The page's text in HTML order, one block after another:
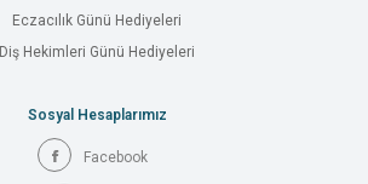
Eczacılık Günü Hediyeleri
Diş Hekimleri Günü Hediyeleri
Sosyal Hesaplarımız
Facebook